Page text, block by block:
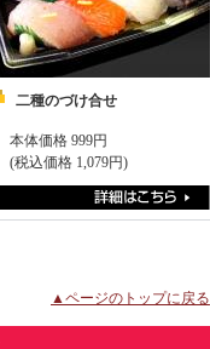
二種のづけ合せ
本体価格 999円
(税込価格 1,079円)
▲ページのトップに戻る